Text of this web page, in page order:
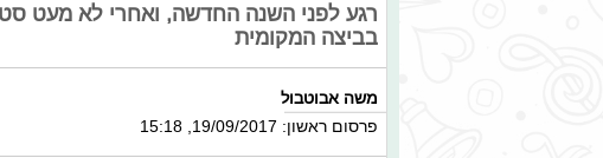
רגע לפני השנה החדשה, ואחרי לא מעט
בביצה המקומית
משה אבוטבול
פרסום ראשון: 19/09/2017, 15:18